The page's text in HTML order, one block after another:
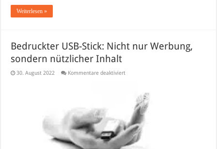
Weiterlesen »
Bedruckter USB-Stick: Nicht nur Werbung,
sondern nützlicher Inhalt
30. August 2022 Kommentare deaktiviertfür
Nicht
Werbung,
sondern
nützlicher
Inhalt